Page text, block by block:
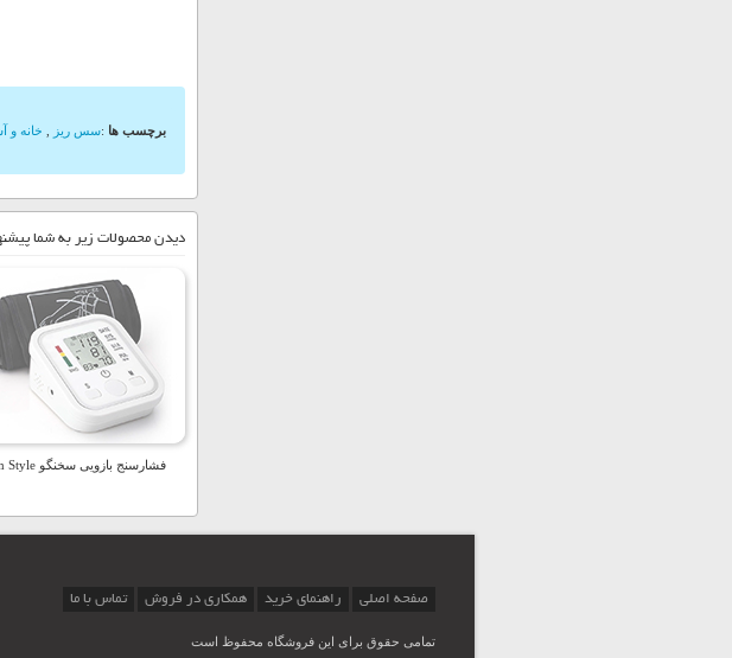
برچسب ها :سس ریز خانه و
دیدن محصولات زیر به شما
فشارسنج بازویی سخنگو Arm Style
صفحه اصلی راهنمای خرید همکاری در فروش تماس با ما
تمامی حقوق برای این فروشگاه محفوظ است